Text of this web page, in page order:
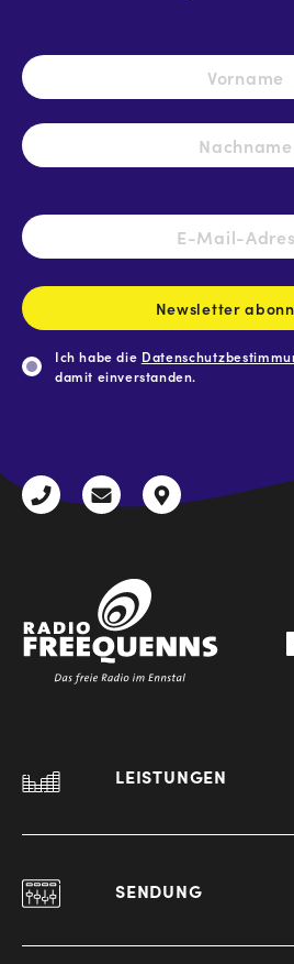
Name *
E-
Mail-
Newsletter
Ich habe die
damit einverstanden.
+43
LEISTUNGEN
SENDUNG